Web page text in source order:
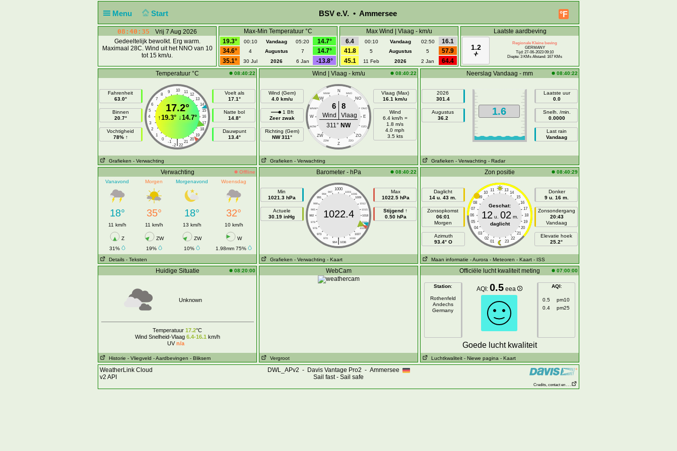
Menu Start °F
BSV e.V. • Ammersee
08:40:35
Vrij 7 Aug 2026
Gedeeltelijk bewolkt. Erg warm.
Maximaal 28C. Wind uit het NNO van 10
tot 15 km/u.
Max-Min Temperatuur °C
19.3°
00:10 Vandaag 05:20
14.7°
34.6°
4 Augustus 7
14.7°
35.1°
30 Jul 2026 6 Jan -13.8°
Max Wind | Vlaag - km/u
6.4
00:10 Vandaag 02:50
16.1
41.8
5 Augustus 5
57.9
45.1
11 Feb 2026 2 Jan 64.4
Laatste aardbeving
1.2
Regionale Kleine beving
GERMANY
Tijd: 27-06-2023 09:10
Diepte: 3 KMs Afstand: 167 KMs
Temperatuur °C 08:40:22
Fahrenheit
63.0°
Binnen
20.7°
Vochtigheid
78% ↑
10
9 11
8
12
7
13
6
14
5
15
4
16
3
17
2
18
1
19
0
20
-1 21
|
-2 22
17.2°
↑19.3° ↓14.7°
Voelt als
17.1°
Natte bol
14.8°
Dauwpunt
13.4°
Grafieken - Verwachting
Wind | Vlaag - km/u 08:40:22
Wind (Gem)
4.0 km/u
1 Bft
Zeer zwak
Richting (Gem)
NW 311°
N
NNW NNO
NW NO
WNW ONO
W E
WZW OZO
ZW ZO
ZZW ZZO
Z
6 8
Wind
Vlaag
311° NW
Vlaag (Max)
16.1 km/u
Wind
6.4 km/h =
1.8 m/s
4.0 mph
3.5 kts
Grafieken - Verwachting
Neerslag Vandaag - mm 08:40:22
2026
301.4
Augustus
36.2
1.6
Laatste uur
0.0
Snelh. /min.
0.0000
Last rain
Vandaag
Grafieken - Verwachting - Radar
Verwachting
Offline
Vanavond
Morgen Morgenavond Woensdag
18° 35° 18° 32°
11 km/h 11 km/h 13 km/h 10 km/h
Z ZW ZW
W
31%
19% 10%
1.98mm 75%
Details - Teksten
Barometer - hPa 08:40:22
Min
1021.3 hPa
Actuele
30.19 inHg
1000
997 1003
994
1006
991
1009
988
1012
985
1015
982
1018
979
1021
976
1024
973
1027
970
1030
|
964 1036
1022.4
Max
1022.5 hPa
Stijgend ↑
0.50 hPa
Grafieken - Verwachting - Kaart
Zon positie 08:40:29
Daglicht
14 u. 43 m.
Zonsopkomst
06:01
Morgen
Azimuth
93.4° O
11 13
10
14
09
15
08
16
07
17
06
18
05
19
04
20
03
21
02
22
01 23
Geschat:
12 u. 02 m.
daglicht
Donker
9 u. 16 m.
Zonsondergang
20:43
Vandaag
Elevatie hoek
25.2°
Maan informatie - Aurora - Meteoren - Kaart - ISS
Huidige Situatie 08:20:00
Unknown
Temperatuur 17.2°C
Wind Snelheid-Vlaag 6.4-16.1 km/h
UVn/a
Historie - Vliegveld - Aardbevingen - Bliksem
WebCam
Vergroot
Officiële lucht kwaliteit meting 07:00:00
Station:
Rothenfeld
Andechs
Germany
AQI: 0.5 eea AQI:
0.5
pm10
0.4
pm25
Goede lucht kwaliteit
Luchtkwaliteit - Niewe pagina - Kaart
WeatherLink Cloud
v2 API
DWL_APv2 - Davis Vantage Pro2 - Ammersee
Sail fast - Sail safe
Credits, contact en . . .